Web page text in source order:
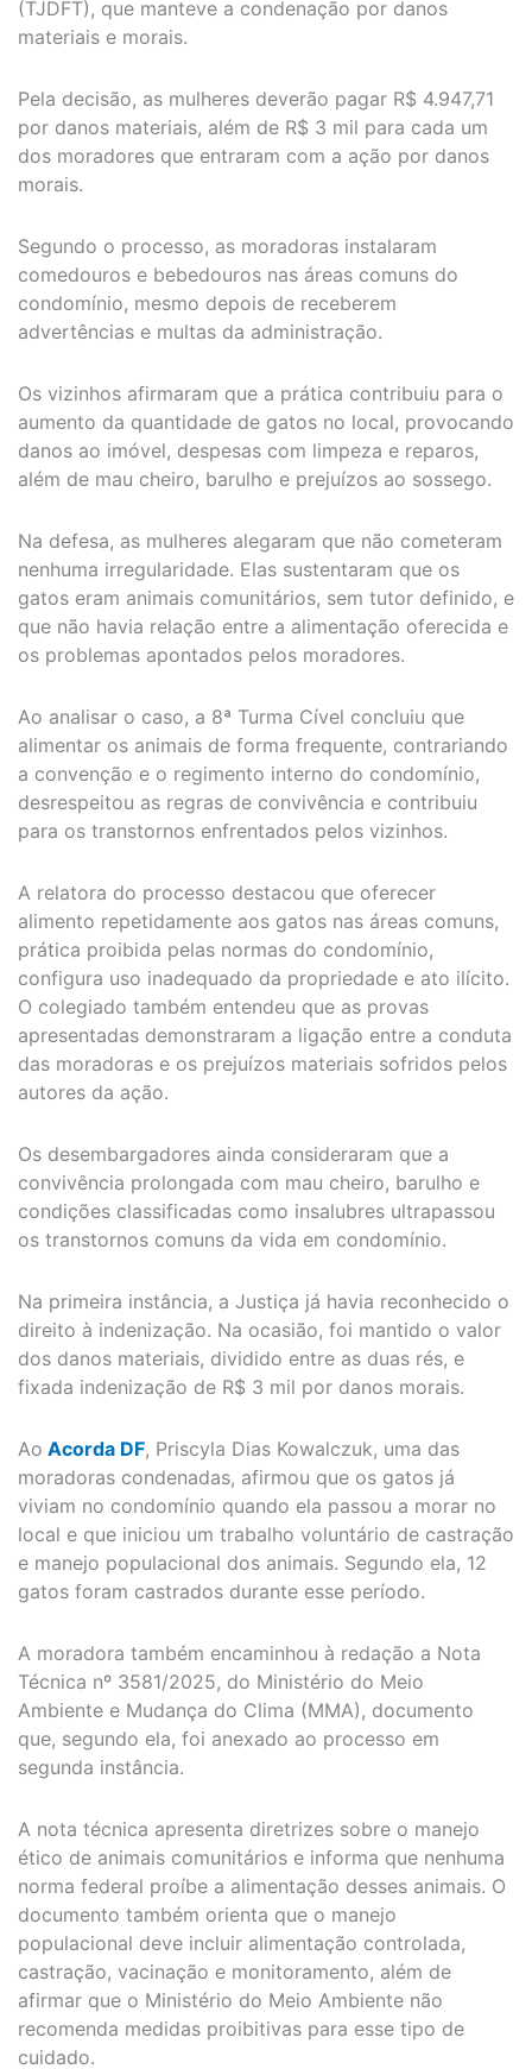
(TJDFT), que manteve a condenação por danos
materiais e morais.
Pela decisão, as mulheres deverão pagar R$ 4.947,71
por danos materiais, além de R$ 3 mil para cada um
dos moradores que entraram com a ação por danos
morais.
Segundo o processo, as moradoras instalaram
comedouros e bebedouros nas áreas comuns do
condomínio, mesmo depois de receberem
advertências e multas da administração.
Os vizinhos afirmaram que a prática contribuiu para o
aumento da quantidade de gatos no local, provocando
danos ao imóvel, despesas com limpeza e reparos,
além de mau cheiro, barulho e prejuízos ao sossego.
Na defesa, as mulheres alegaram que não cometeram
nenhuma irregularidade. Elas sustentaram que os
gatos eram animais comunitários, sem tutor definido, e
que não havia relação entre a alimentação oferecida e
os problemas apontados pelos moradores.
Ao analisar o caso, a 8ª Turma Cível concluiu que
alimentar os animais de forma frequente, contrariando
a convenção e o regimento interno do condomínio,
desrespeitou as regras de convivência e contribuiu
para os transtornos enfrentados pelos vizinhos.
A relatora do processo destacou que oferecer
alimento repetidamente aos gatos nas áreas comuns,
prática proibida pelas normas do condomínio,
configura uso inadequado da propriedade e ato ilícito.
O colegiado também entendeu que as provas
apresentadas demonstraram a ligação entre a conduta
das moradoras e os prejuízos materiais sofridos pelos
autores da ação.
Os desembargadores ainda consideraram que a
convivência prolongada com mau cheiro, barulho e
condições classificadas como insalubres ultrapassou
os transtornos comuns da vida em condomínio.
Na primeira instância, a Justiça já havia reconhecido o
direito à indenização. Na ocasião, foi mantido o valor
dos danos materiais, dividido entre as duas rés, e
fixada indenização de R$ 3 mil por danos morais.
Ao Acorda DF, Priscyla Dias Kowalczuk, uma das
moradoras condenadas, afirmou que os gatos já
viviam no condomínio quando ela passou a morar no
local e que iniciou um trabalho voluntário de castração
e manejo populacional dos animais. Segundo ela, 12
gatos foram castrados durante esse período.
A moradora também encaminhou à redação a Nota
Técnica nº 3581/2025, do Ministério do Meio
Ambiente e Mudança do Clima (MMA), documento
que, segundo ela, foi anexado ao processo em
segunda instância.
A nota técnica apresenta diretrizes sobre o manejo
ético de animais comunitários e informa que nenhuma
norma federal proíbe a alimentação desses animais. O
documento também orienta que o manejo
populacional deve incluir alimentação controlada,
castração, vacinação e monitoramento, além de
afirmar que o Ministério do Meio Ambiente não
recomenda medidas proibitivas para esse tipo de
cuidado.